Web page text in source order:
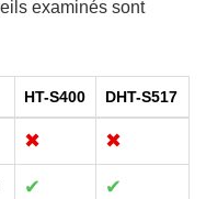
examinés sont
HT-S400 DHT-S517
✖ ✖
✔ ✔